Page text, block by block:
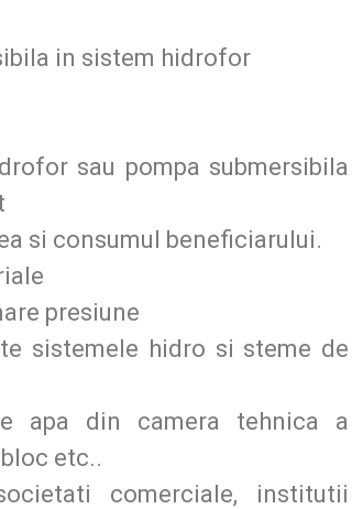
in sistem hidrofor
sau pompa submersibila
si consumul beneficiarului.
presiune
sistemele hidro si steme de
apa din camera tehnica a
etc..
comerciale, institutii